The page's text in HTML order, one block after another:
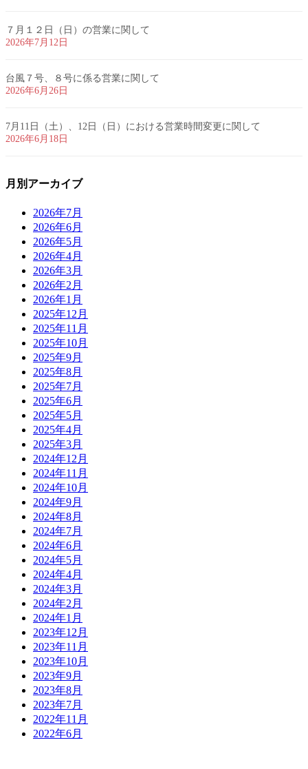
７月１２日（日）の営業に関して
2026年7月12日
台風７号、８号に係る営業に関して
2026年6月26日
7月11日（土）、12日（日）における営業時間変更に関して
2026年6月18日
月別アーカイブ
2026年7月
2026年6月
2026年5月
2026年4月
2026年3月
2026年2月
2026年1月
2025年12月
2025年11月
2025年10月
2025年9月
2025年8月
2025年7月
2025年6月
2025年5月
2025年4月
2025年3月
2024年12月
2024年11月
2024年10月
2024年9月
2024年8月
2024年7月
2024年6月
2024年5月
2024年4月
2024年3月
2024年2月
2024年1月
2023年12月
2023年11月
2023年10月
2023年9月
2023年8月
2023年7月
2022年11月
2022年6月